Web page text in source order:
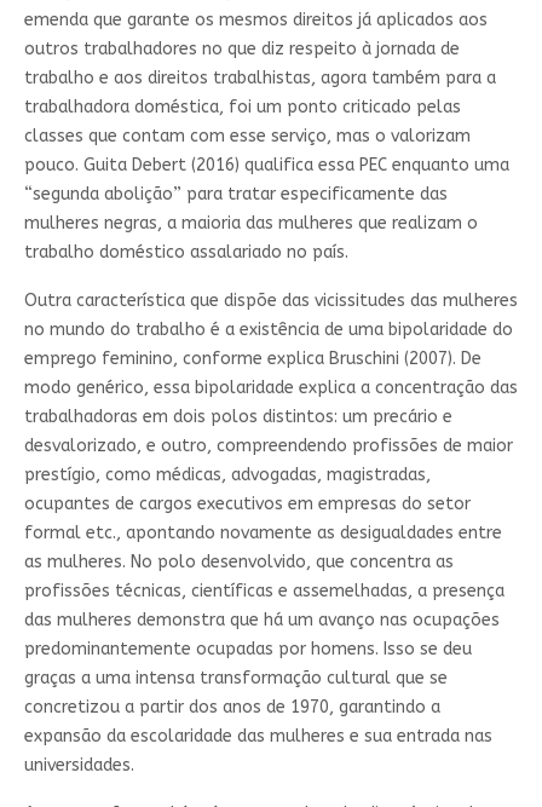
emenda que garante os mesmos direitos já aplicados aos
outros trabalhadores no que diz respeito à jornada de
trabalho e aos direitos trabalhistas, agora também para a
trabalhadora doméstica, foi um ponto criticado pelas
classes que contam com esse serviço, mas o valorizam
pouco. Guita Debert (2016) qualifica essa PEC enquanto uma
“segunda abolição” para tratar especificamente das
mulheres negras, a maioria das mulheres que realizam o
trabalho doméstico assalariado no país.
Outra característica que dispõe das vicissitudes das mulheres
no mundo do trabalho é a existência de uma bipolaridade do
emprego feminino, conforme explica Bruschini (2007). De
modo genérico, essa bipolaridade explica a concentração das
trabalhadoras em dois polos distintos: um precário e
desvalorizado, e outro, compreendendo profissões de maior
prestígio, como médicas, advogadas, magistradas,
ocupantes de cargos executivos em empresas do setor
formal etc., apontando novamente as desigualdades entre
as mulheres. No polo desenvolvido, que concentra as
profissões técnicas, científicas e assemelhadas, a presença
das mulheres demonstra que há um avanço nas ocupações
predominantemente ocupadas por homens. Isso se deu
graças a uma intensa transformação cultural que se
concretizou a partir dos anos de 1970, garantindo a
expansão da escolaridade das mulheres e sua entrada nas
universidades.